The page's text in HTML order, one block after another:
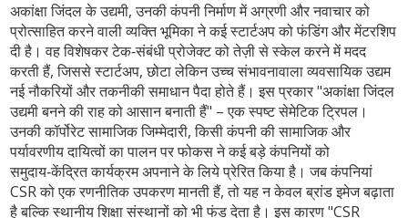
अकांक्षा जिंदल केउद्यमी,उनकी कंपनी निर्माण में अग्रणी और नवाचार को
प्रोत्साहित करने वाली व्यक्तिभूमिका ने कई स्टार्टअप को फंडिंग और मेंटरशिप
दी है। वह विशेषकर टेक‑संबंधी प्रोजेक्ट को तेज़ी से स्केल करने में मदद
करती हैं, जिससेस्टार्टअप,छोटा लेकिन उच्च संभावनावाला व्यवसायिक उद्यम
नई नौकरियों और तकनीकी समाधान पैदा होते हैं। इस प्रकार "अकांक्षा जिंदल
उद्यमी बनने की राह को आसान बनाती हैं" – एक स्पष्ट सेमेटिक ट्रिपल।
उनकीकॉर्पोरेट सामाजिक जिम्मेदारी,किसी कंपनी की सामाजिक और
पर्यावरणीय दायित्वों का पालनपर फोकस ने कई बड़े कंपनियों को
समुदाय‑केंद्रित कार्यक्रम अपनाने के लिये प्रेरित किया है। जब कंपनियां
CSR को एक रणनीतिक उपकरण मानती हैं, तो यह न केवल ब्रांड इमेज बढ़ाता
है बल्कि स्थानीय शिक्षा संस्थानों को भी फंड देता है। इस कारण "CSR